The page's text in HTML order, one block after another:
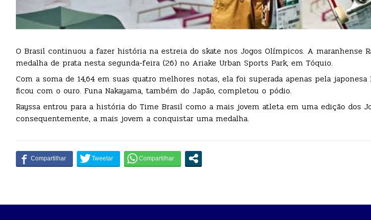
O Brasil continuou a fazer história na estreia do skate nos Jogos Olímpicos. A maranhense
medalha de prata nesta segunda-feira (26) no Ariake Urban Sports Park, em Tóquio.
Com a soma de 14,64 em suas quatro melhores notas, ela foi superada apenas pela
ficou com o ouro. Funa Nakayama, também do Japão, completou o pódio.
Rayssa entrou para a história do Time Brasil como a mais jovem atleta em uma edição dos
consequentemente, a mais jovem a conquistar uma medalha.